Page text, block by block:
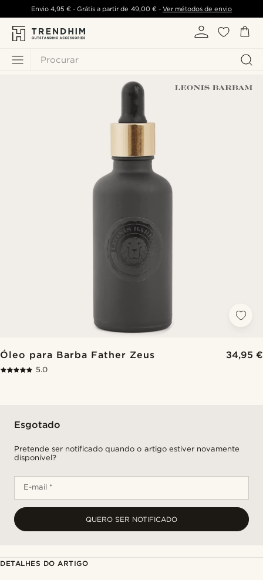
Procurar
Envio 4,95 €- Grátis a partir de 49,00 €- Ver métodos de envio
Óleo para Barba Father Zeus 34,95 €
5.0
Esgotado
Pretende ser notificado quando o artigo estiver novamente
disponível?
E-mail *
QUERO SER NOTIFICADO
DETALHES DO ARTIGO